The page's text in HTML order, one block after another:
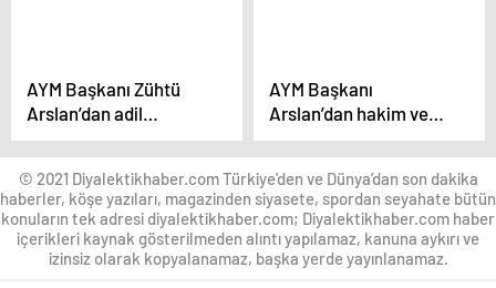
AYM Başkanı Zühtü
Arslan’dan adil
yargılama uyarısı:
Durum vahim
AYM Başkanı
Arslan’dan hakim ve
savcılara önemli
hatırlatma: Cübbeyle
siyaset olmaz
© 2021 Diyalektikhaber.com Türkiye'den ve Dünya’dan son dakika
haberler, köşe yazıları, magazinden siyasete, spordan seyahate bütün
konuların tek adresi diyalektikhaber.com; Diyalektikhaber.com haber
içerikleri kaynak gösterilmeden alıntı yapılamaz, kanuna aykırı ve
izinsiz olarak kopyalanamaz, başka yerde yayınlanamaz.